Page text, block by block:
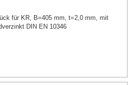
für KR, B=405 mm, t=2,0 mm, mit
DIN EN 10346